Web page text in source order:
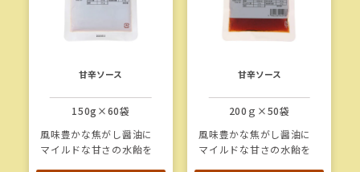
甘辛ソース
150g×60袋
風味豊かな焦がし醤油に
マイルドな甘さの水飴を
甘辛ソース
200ｇ×50袋
風味豊かな焦がし醤油に
マイルドな甘さの水飴を